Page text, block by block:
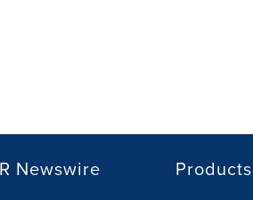
Newswire Products